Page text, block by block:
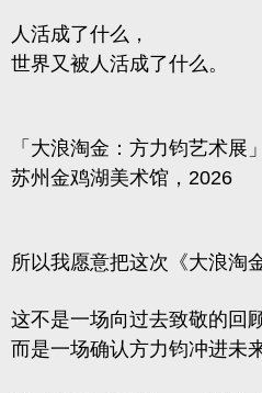
人活成了什么，
世界又被人活成了什么。
「大浪淘金：方力钧艺术展
苏州金鸡湖美术馆，2026
所以我愿意把这次《大浪淘
这不是一场向过去致敬的回
而是一场确认方力钧冲进未